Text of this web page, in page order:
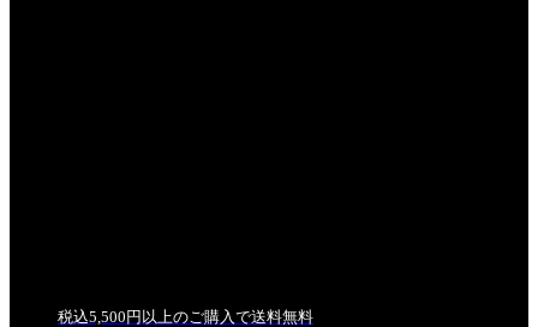
税込5,500円以上のご購入で送料無料